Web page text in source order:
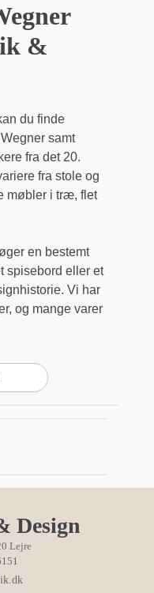
&
du finde
samt
fra det 20.
fra stole og
møbler i træ, flet
en bestemt
spisebord eller et
Vi har
og mange varer
Design
Lejre